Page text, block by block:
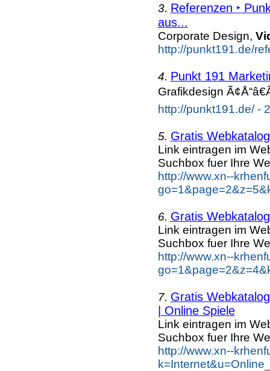
3. Referenzen ‣
aus...
Corporate Design,
http://punkt191.de/
4. Punkt 191
Grafikdesign
http://punkt191.de/ -
5. Gratis
Link eintragen im
Suchbox fuer Ihre
http://www.xn--
6. Gratis
Link eintragen im
Suchbox fuer Ihre
http://www.xn--
7. Gratis
| Online Spiele
Link eintragen im
Suchbox fuer Ihre
http://www.xn--